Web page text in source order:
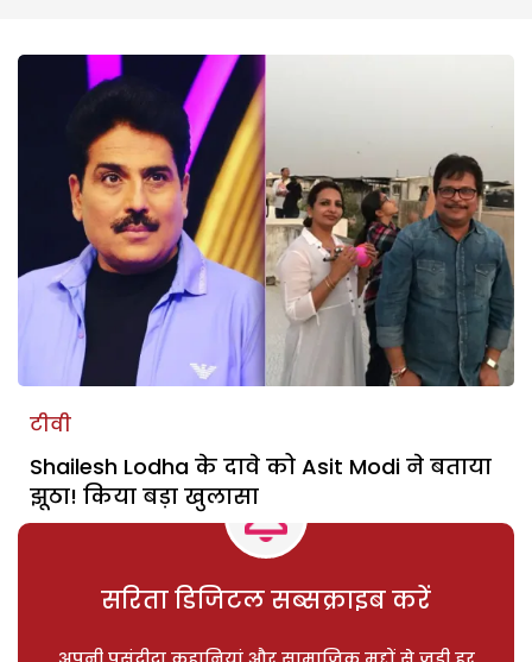
टीवी
Shailesh Lodha के दावे को Asit Modi ने बताया
झूठा! किया बड़ा खुलासा
सरिता डिजिटल सब्सक्राइब करें